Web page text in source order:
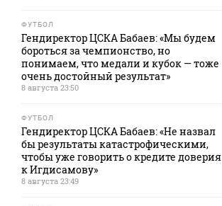
ФУТБОЛ
Гендиректор ЦСКА Бабаев: «Мы будем
бороться за чемпионство, но
понимаем, что медали и кубок — тоже
очень достойный результат»
8 августа 23:50
ФУТБОЛ
Гендиректор ЦСКА Бабаев: «Не назвал
бы результаты катастрофическими,
чтобы уже говорить о кредите доверия
к Игдисамову»
8 августа 23:49